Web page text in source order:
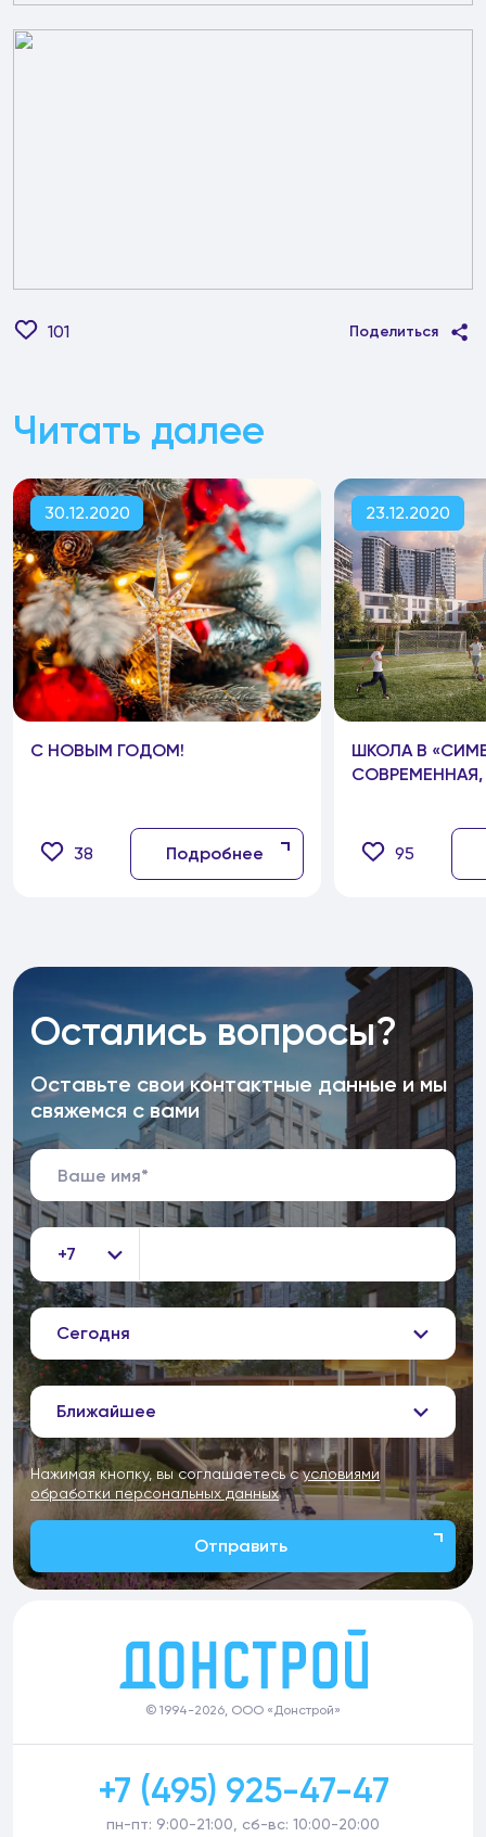
101 Поделиться
Читать далее
30.12.2020
С НОВЫМ ГОДОМ!
38 Подробнее
23.12.2020
ШКОЛА В
95
Остались вопросы?
Оставьте свои контактные данные и мы
свяжемся с вами
+7
Сегодня
Ближайшее
Нажимая кнопку, вы соглашаетесь сусловиями
обработки персональных данных
Отправить
© 1994-2026, ООО «Донстрой»
+7 (495) 925-47-47
пн-пт: 9:00-21:00, сб-вс: 10:00-20:00